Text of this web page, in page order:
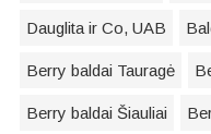
Dauglita ir Co, UAB
Berry baldai Tauragė
Berry baldai Šiauliai